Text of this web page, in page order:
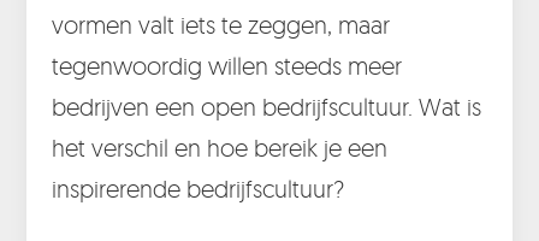
vormen valt iets te zeggen, maar
tegenwoordig willen steeds meer
bedrijven een open bedrijfscultuur. Wat is
het verschil en hoe bereik je een
inspirerende bedrijfscultuur?